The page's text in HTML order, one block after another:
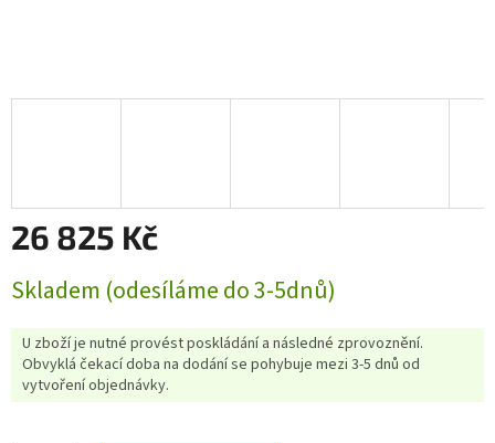
26 825 Kč
cena:
Skladem (odesíláme do 3-5dnů)
U zboží je nutné provést poskládání a následné zprovoznění.
Obvyklá čekací doba na dodání se pohybuje mezi 3-5 dnů od
vytvoření objednávky.